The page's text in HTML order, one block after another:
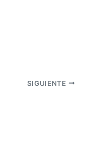
SIGUIENTE